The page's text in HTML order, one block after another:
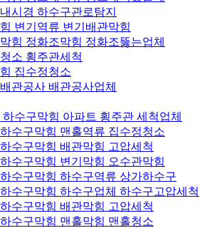
시경 하수구관로탐지
변기역류 변기배관막힘
힘 정화조막힘 정화조뚫는업체
소 횡주관세척
집수정청소
관공사 배관공사업체
하수구막힘 아파트 횡주관 세척업체
수구막힘 맨홀역류 집수정청소
수구막힘 배관막힘 고압세척
수구막힘 변기막힘 오수관막힘
수구막힘 하수구역류 상가하수구
수구막힘 하수구업체 하수구고압세척
수구막힘 배관막힘 고압세척
수구막힘 맨홀막힘 맨홀청소